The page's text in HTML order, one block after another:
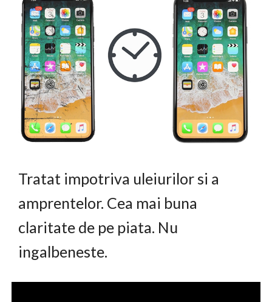
Tratat impotriva uleiurilor si a
amprentelor. Cea mai buna
claritate de pe piata. Nu
ingalbeneste.